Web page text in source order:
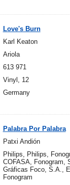
Love's Burn
Karl Keaton
Ariola
613 971
Vinyl, 12
Germany
Palabra Por Palabra
Patxi Andión
Philips, Philips,
COFASA, Fonogram,
Gráficas Foco, S.A.,
Fonogram